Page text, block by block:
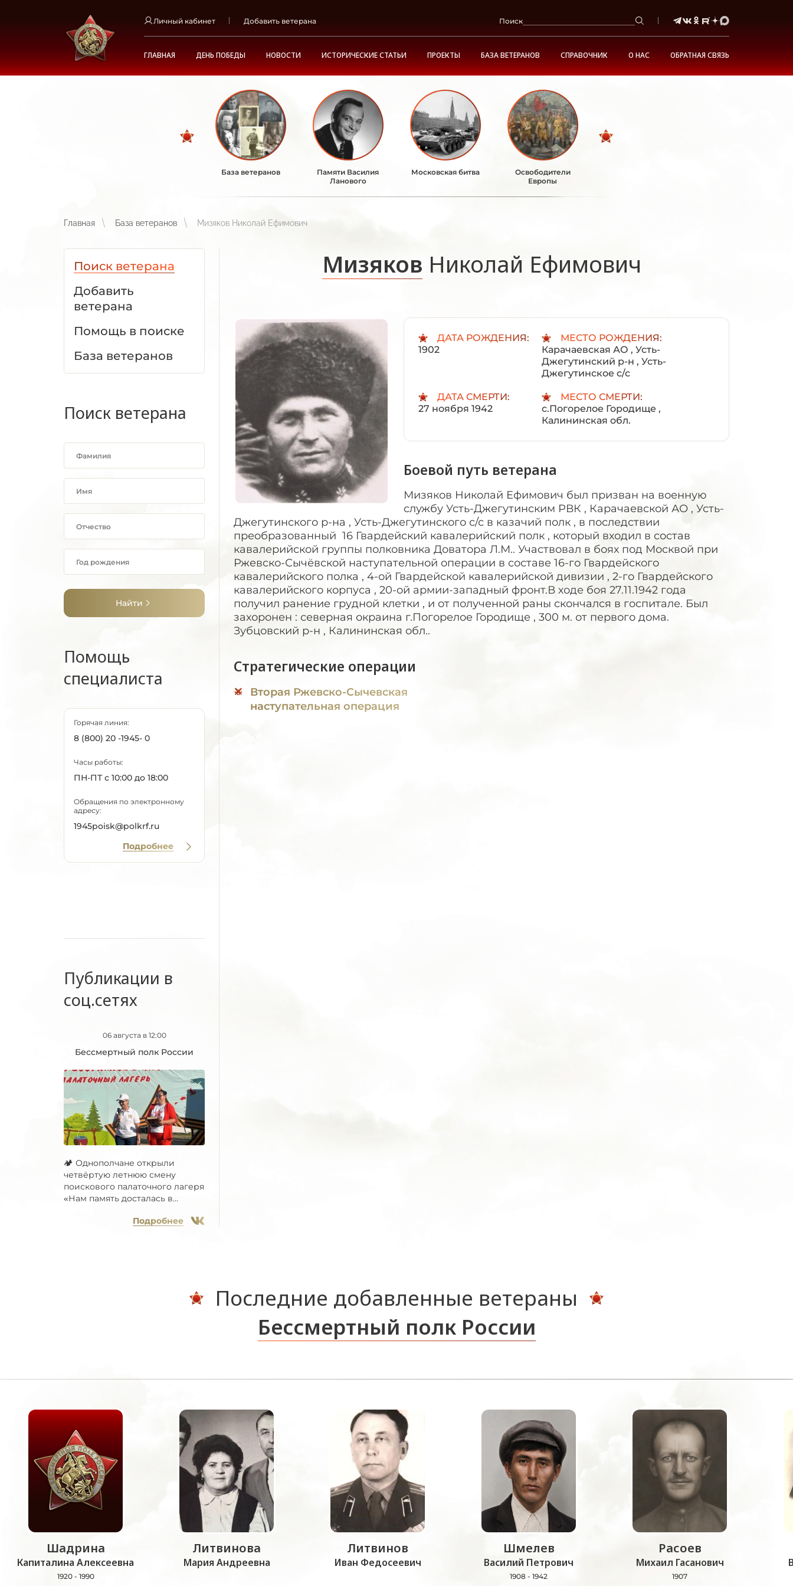
Личный кабинет Добавить ветерана Поиск
ГЛАВНАЯ ДЕНЬ ПОБЕДЫ НОВОСТИ ИСТОРИЧЕСКИЕ СТАТЬИ ПРОЕКТЫ БАЗА ВЕТЕРАНОВ СПРАВОЧНИК О НАС ОБРАТНАЯ СВЯЗЬ
База ветеранов
Памяти Василия
Ланового
Московская битва
Освободители
Европы
Главная База ветеранов Мизяков Николай Ефимович
Поиск ветерана
Добавить
ветерана
Помощь в поиске
База ветеранов
Поиск ветерана
Найти
Помощь
специалиста
Горячая линия:
8 (800) 20 -1945- 0
Часы работы:
ПН-ПТ с 10:00 до 18:00
Обращения по электронному
адресу:
1945poisk@polkrf.ru
Подробнее
Публикации в
соц.сетях
06 августа в 12:00
Бессмертный полк России
🏕 Однополчане открыли
четвёртую летнюю смену
поискового палаточного лагеря
«Нам память досталась в...
Подробнее
Мизяков Николай Ефимович
ДАТА РОЖДЕНИЯ:
1902
МЕСТО РОЖДЕНИЯ:
Карачаевская АО , Усть-
Джегутинский р-н , Усть-
Джегутинское с/с
ДАТА СМЕРТИ:
27 ноября 1942
МЕСТО СМЕРТИ:
с.Погорелое Городище ,
Калининская обл.
Боевой путь ветерана
Мизяков Николай Ефимович был призван на военную
службу Усть-Джегутинским РВК , Карачаевской АО , Усть-
Джегутинского р-на , Усть-Джегутинского с/с в казачий полк , в последствии
преобразованный 16 Гвардейский кавалерийский полк , который входил в состав
кавалерийской группы полковника Доватора Л.М.. Участвовал в боях под Москвой при
Ржевско-Сычёвской наступательной операции в составе 16-го Гвардейского
кавалерийского полка , 4-ой Гвардейской кавалерийской дивизии , 2-го Гвардейского
кавалерийского корпуса , 20-ой армии-западный фронт.В ходе боя 27.11.1942 года
получил ранение грудной клетки , и от полученной раны скончался в госпитале. Был
захоронен : северная окраина г.Погорелое Городище , 300 м. от первого дома.
Зубцовский р-н , Калининская обл..
Стратегические операции
Вторая Ржевско-Сычевская
наступательная операция
Последние добавленные ветераны
Бессмертный полк России
Шадрина
Капиталина Алексеевна
1920 - 1990
Литвинова
Мария Андреевна
Литвинов
Иван Федосеевич
Шмелев
Василий Петрович
1908 - 1942
Расоев
Михаил Гасанович
1907